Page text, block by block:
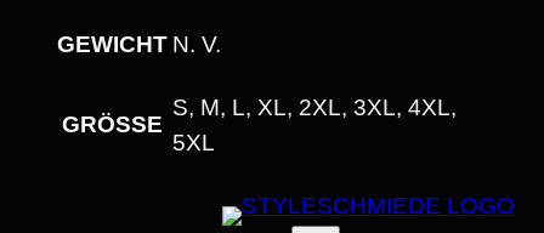
GEWICHT N. V.
GRÖSSE
S, M, L, XL, 2XL, 3XL, 4XL,
5XL